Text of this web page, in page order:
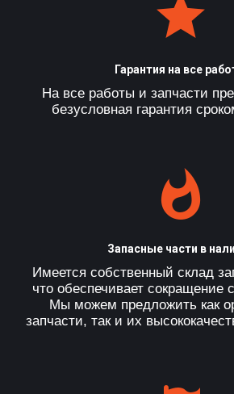
Гарантия на все
На все работы и запчасти
безусловная гарантия
Запасные части в
Имеется собственный склад
что обеспечивает сокращение
Мы можем предложить как
запчасти, так и их